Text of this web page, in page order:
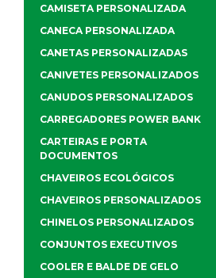
CAMISETA PERSONALIZADA
CANECA PERSONALIZADA
CANETAS PERSONALIZADAS
CANIVETES PERSONALIZADOS
CANUDOS PERSONALIZADOS
CARREGADORES POWER BANK
CARTEIRAS E PORTA
DOCUMENTOS
CHAVEIROS ECOLÓGICOS
CHAVEIROS PERSONALIZADOS
CHINELOS PERSONALIZADOS
CONJUNTOS EXECUTIVOS
COOLER E BALDE DE GELO